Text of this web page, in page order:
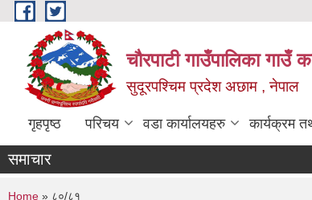
Skip to main content
चौरपाटी गाउँपालिका गाउँ
सुदूरपश्चिम प्रदेश अछाम , नेपाल
गृहपृष्ठ परिचय वडा कार्यालयहरु कार्यक्रम
समाचार
Home » ८०/८१